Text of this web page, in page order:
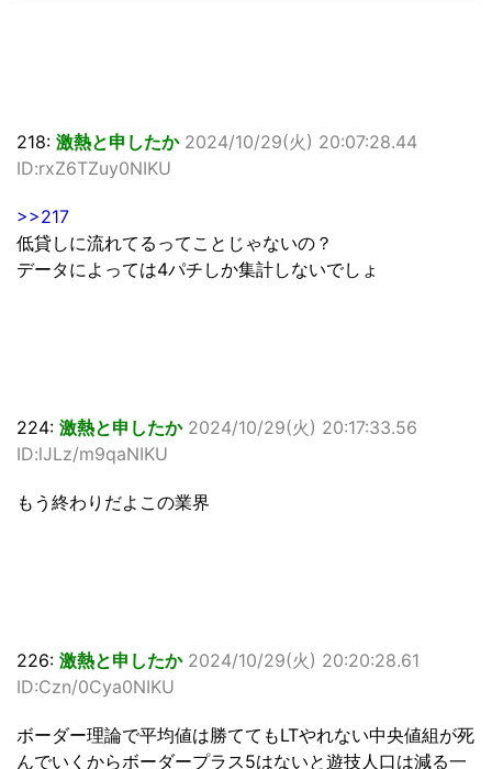
218: 激熱と申したか 2024/10/29(火) 20:07:28.44
ID:rxZ6TZuy0NIKU
>>217
低貸しに流れてるってことじゃないの？
データによっては4パチしか集計しないでしょ
224: 激熱と申したか 2024/10/29(火) 20:17:33.56
ID:lJLz/m9qaNIKU
もう終わりだよこの業界
226: 激熱と申したか 2024/10/29(火) 20:20:28.61
ID:Czn/0Cya0NIKU
ボーダー理論で平均値は勝ててもLTやれない中央値組が死
んでいくからボーダープラス5はないと遊技人口は減る一